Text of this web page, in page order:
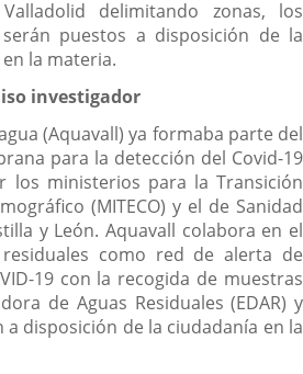
delimitando zonas, los
puestos a disposición de la
la materia.
investigador
(Aquavall) ya formaba parte del
para la detección del Covid-19
los ministerios para la Transición
(MITECO) y el de Sanidad
y León. Aquavall colabora en el
como red de alerta de
19 con la recogida de muestras
de Aguas Residuales (EDAR) y
disposición de la ciudadanía en la